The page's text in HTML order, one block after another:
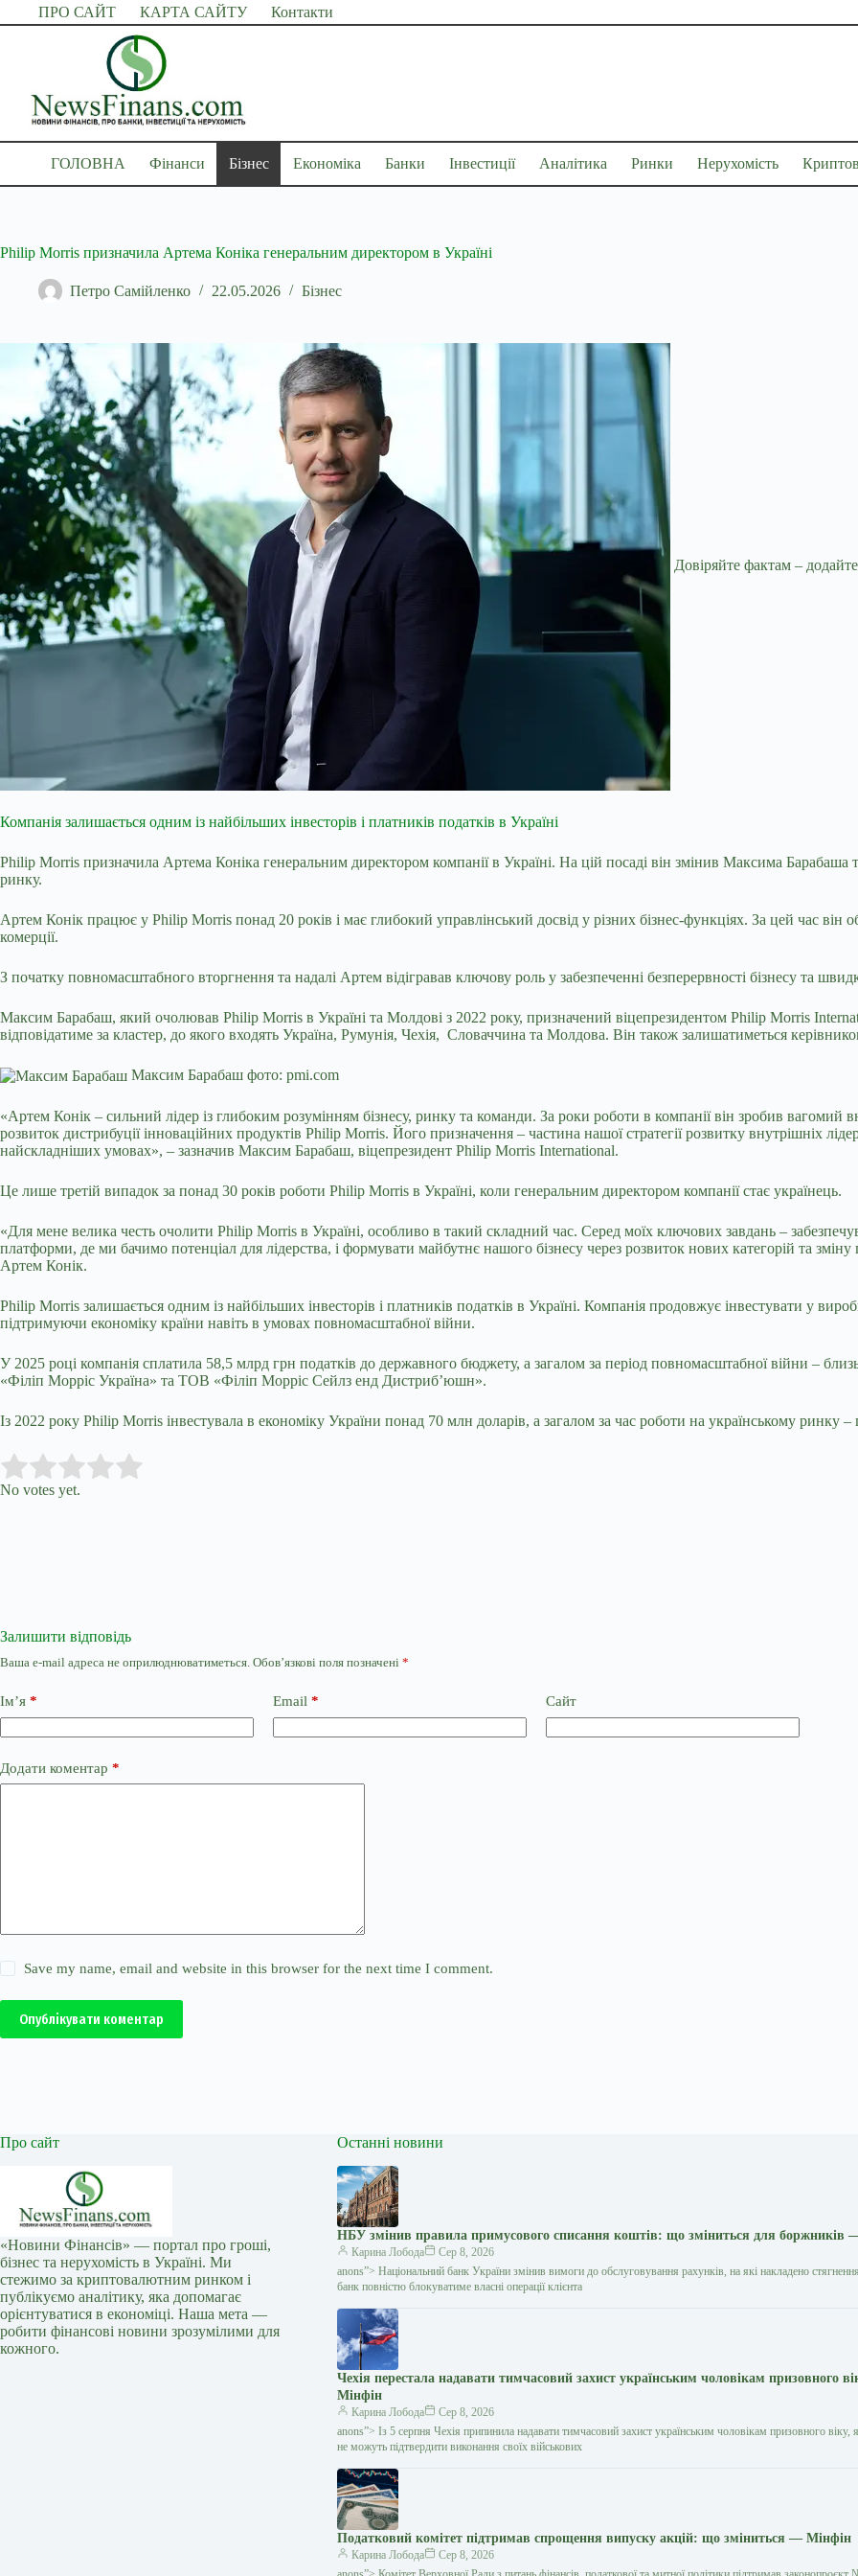
Перейти
до
ПРО САЙТ КАРТА САЙТУ Контакти
ГОЛОВНА Фінанси Бізнес Економіка Банки Інвестиції Аналітика Ринки Нерухомість
Philip Morris призначила Артема Коніка генеральним директором в Україні
Петро Самійленко 22.05.2026 Бізнес
Довіряйте фактам –
Компанія залишається одним із найбільших інвесторів і платників податків в Україні
Philip Morris призначила Артема Коніка генеральним директором компанії в Україні. На цій посаді він змінив Максима Барабаша
ринку.
Артем Конік працює у Philip Morris понад 20 років і має глибокий управлінський досвід у різних бізнес-функціях. За цей час він
комерції.
З початку повномасштабного вторгнення та надалі Артем відігравав ключову роль у забезпеченні безперервності бізнесу та
Максим Барабаш, який очолював Philip Morris в Україні та Молдові з 2022 року, призначений віцепрезидентом Philip Morris
відповідатиме за кластер, до якого входять Україна, Румунія, Чехія, Словаччина та Молдова. Він також залишатиметься
Максим Барабаш фото: pmi.com
«Артем Конік – сильний лідер із глибоким розумінням бізнесу, ринку та команди. За роки роботи в компанії він зробив вагомий
розвиток дистрибуції інноваційних продуктів Philip Morris. Його призначення – частина нашої стратегії розвитку внутрішніх
найскладніших умовах», – зазначив Максим Барабаш, віцепрезидент Philip Morris International.
Це лише третій випадок за понад 30 років роботи Philip Morris в Україні, коли генеральним директором компанії стає українець.
«Для мене велика честь очолити Philip Morris в Україні, особливо в такий складний час. Серед моїх ключових завдань –
платформи, де ми бачимо потенціал для лідерства, і формувати майбутнє нашого бізнесу через розвиток нових категорій та
Артем Конік.
Philip Morris залишається одним із найбільших інвесторів і платників податків в Україні. Компанія продовжує інвестувати у
підтримуючи економіку країни навіть в умовах повномасштабної війни.
У 2025 році компанія сплатила 58,5 млрд грн податків до державного бюджету, а загалом за період повномасштабної війни –
«Філіп Морріс Україна» та ТОВ «Філіп Морріс Сейлз енд Дистрибʼюшн».
Із 2022 року Philip Morris інвестувала в економіку України понад 70 млн доларів, а загалом за час роботи на українському ринку
Rate this item:
No votes yet.
Залишити відповідь
Ваша e-mail адреса не оприлюднюватиметься. Обов’язкові поля позначені *
Ім’я * Email * Сайт
Додати коментар *
Save my name, email and website in this browser for the next time I comment.
Опублікувати коментар
Про сайт
«Новини Фінансів» — портал про гроші,
бізнес та нерухомість в Україні. Ми
стежимо за криптовалютним ринком і
публікуємо аналітику, яка допомагає
орієнтуватися в економіці. Наша мета —
робити фінансові новини зрозумілими для
кожного.
Останні новини
НБУ змінив правила примусового списання коштів: що зміниться для боржників
Карина Лобода
Сер 8, 2026
anons”> Національний банк України змінив вимоги до обслуговування рахунків, на які накладено
банк повністю блокуватиме власні операції клієнта
Чехія перестала надавати тимчасовий захист українським чоловікам призовного
Мінфін
Карина Лобода
Сер 8, 2026
anons”> Із 5 серпня Чехія припинила надавати тимчасовий захист українським чоловікам призовного віку,
не можуть підтвердити виконання своїх військових
Податковий комітет підтримав спрощення випуску акцій: що зміниться — Мінфін
Карина Лобода
Сер 8, 2026